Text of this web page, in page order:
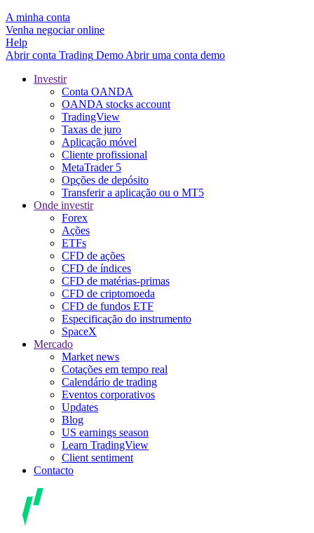
A minha conta
Venha negociar online
Help
Abrir conta Trading Demo Abrir uma conta demo
Investir
Conta OANDA
OANDA stocks account
TradingView
Taxas de juro
Aplicação móvel
Cliente profissional
MetaTrader 5
Opções de depósito
Transferir a aplicação ou o MT5
Onde investir
Forex
Ações
ETFs
CFD de ações
CFD de índices
CFD de matérias-primas
CFD de criptomoeda
CFD de fundos ETF
Especificação do instrumento
SpaceX
Mercado
Market news
Cotações em tempo real
Calendário de trading
Eventos corporativos
Updates
Blog
US earnings season
Learn TradingView
Client sentiment
Contacto